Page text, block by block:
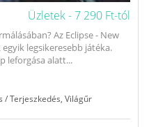
Üzletek -7 290 Ft-tól
Az Eclipse - New
legsikeresebb játéka.
leforgása alatt...
/ Terjeszkedés Világűr